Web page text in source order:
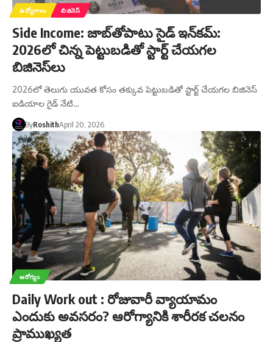
ఉద్యోగాలు బిజినెస్
Side Income: జాబ్‌తోపాటు సైడ్ ఇన్‌కమ్:
2026లో చిన్న పెట్టుబడితో స్టార్ట్ చేయగల
బిజినెస్‌లు
2026లో తెలుగు యువత కోసం తక్కువ పెట్టుబడితో స్టార్ట్ చేయగల బిజినెస్
ఐడియాల గైడ్ నేటి…
ByRoshithApril 20, 2026
ఆరోగ్యం
Daily Work out : రోజువారీ వ్యాయామం
ఎందుకు అవసరం? ఆరోగ్యానికి శారీరక చలనం
ప్రాముఖ్యత